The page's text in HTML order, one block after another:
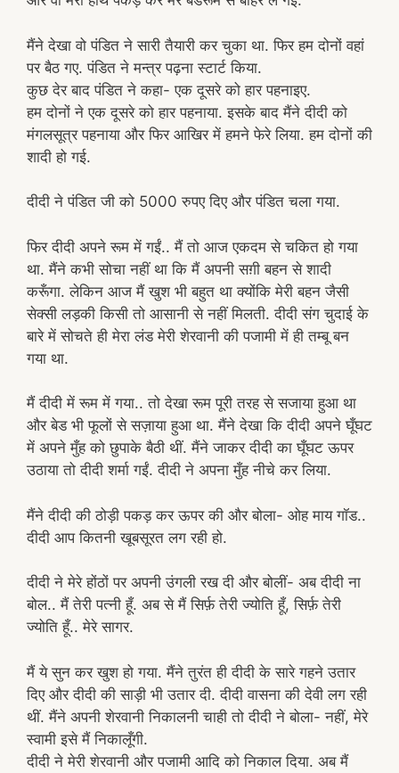
मैंने देखा वो पंडित ने सारी तैयारी कर चुका था. फिर हम दोनों वहां
पर बैठ गए. पंडित ने मन्त्र पढ़ना स्टार्ट किया.
कुछ देर बाद पंडित ने कहा- एक दूसरे को हार पहनाइए.
हम दोनों ने एक दूसरे को हार पहनाया. इसके बाद मैंने दीदी को
मंगलसूत्र पहनाया और फिर आखिर में हमने फेरे लिया. हम दोनों की
शादी हो गई.
दीदी ने पंडित जी को 5000 रुपए दिए और पंडित चला गया.
फिर दीदी अपने रूम में गईं.. मैं तो आज एकदम से चकित हो गया
था. मैंने कभी सोचा नहीं था कि मैं अपनी सग़ी बहन से शादी
करूँगा. लेकिन आज मैं खुश भी बहुत था क्योंकि मेरी बहन जैसी
सेक्सी लड़की किसी तो आसानी से नहीं मिलती. दीदी संग चुदाई के
बारे में सोचते ही मेरा लंड मेरी शेरवानी की पजामी में ही तम्बू बन
गया था.
मैं दीदी में रूम में गया.. तो देखा रूम पूरी तरह से सजाया हुआ था
और बेड भी फूलों से सज़ाया हुआ था. मैंने देखा कि दीदी अपने घूँघट
में अपने मुँह को छुपाके बैठी थीं. मैंने जाकर दीदी का घूँघट ऊपर
उठाया तो दीदी शर्मा गईं. दीदी ने अपना मुँह नीचे कर लिया.
मैंने दीदी की ठोड़ी पकड़ कर ऊपर की और बोला- ओह माय गॉड..
दीदी आप कितनी खूबसूरत लग रही हो.
दीदी ने मेरे होंठों पर अपनी उंगली रख दी और बोलीं- अब दीदी ना
बोल.. मैं तेरी पत्नी हूँ. अब से मैं सिर्फ़ तेरी ज्योति हूँ, सिर्फ़ तेरी
ज्योति हूँ.. मेरे सागर.
मैं ये सुन कर खुश हो गया. मैंने तुरंत ही दीदी के सारे गहने उतार
दिए और दीदी की साड़ी भी उतार दी. दीदी वासना की देवी लग रही
थीं. मैंने अपनी शेरवानी निकालनी चाही तो दीदी ने बोला- नहीं, मेरे
स्वामी इसे मैं निकालूँगी.
दीदी ने मेरी शेरवानी और पजामी आदि को निकाल दिया. अब मैं